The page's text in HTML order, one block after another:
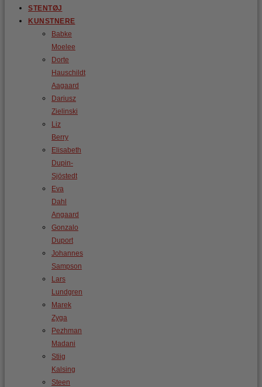
STENTØJ
KUNSTNERE
Babke
Moelee
Dorte
Hauschildt
Aagaard
Dariusz
Zielinski
Liz
Berry
Elisabeth
Dupin-
Sjöstedt
Eva
Dahl
Angaard
Gonzalo
Duport
Johannes
Sampson
Lars
Lundgren
Marek
Zyga
Pezhman
Madani
Stiig
Kalsing
Steen